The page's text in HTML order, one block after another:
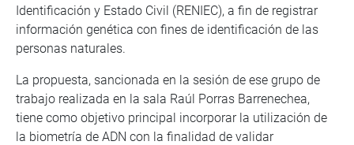
Identificación y Estado Civil (RENIEC), a fin de registrar
información genética con fines de identificación de las
personas naturales.
La propuesta, sancionada en la sesión de ese grupo de
trabajo realizada en la sala Raúl Porras Barrenechea,
tiene como objetivo principal incorporar la utilización de
la biometría de ADN con la finalidad de validar